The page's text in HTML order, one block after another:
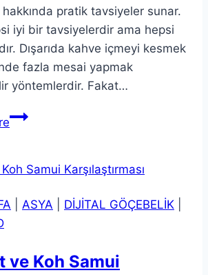
pratik tavsiyeler sunar.
iyi bir tavsiyelerdir ama hepsi
Dışarıda kahve içmeyi kesmek
fazla mesai yapmak
yöntemlerdir. Fakat…
Seyahat
Biriktirmenin
Sıradışı
ASYA DİJİTAL GÖÇEBELİK
ve Koh Samui